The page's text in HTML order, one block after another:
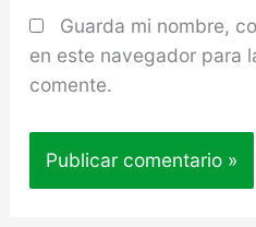
Guarda mi nombre,
en este navegador para
comente.